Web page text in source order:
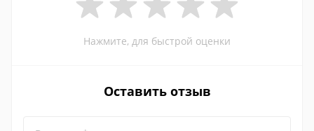
Нажмите, для быстрой оценки
Оставить отзыв